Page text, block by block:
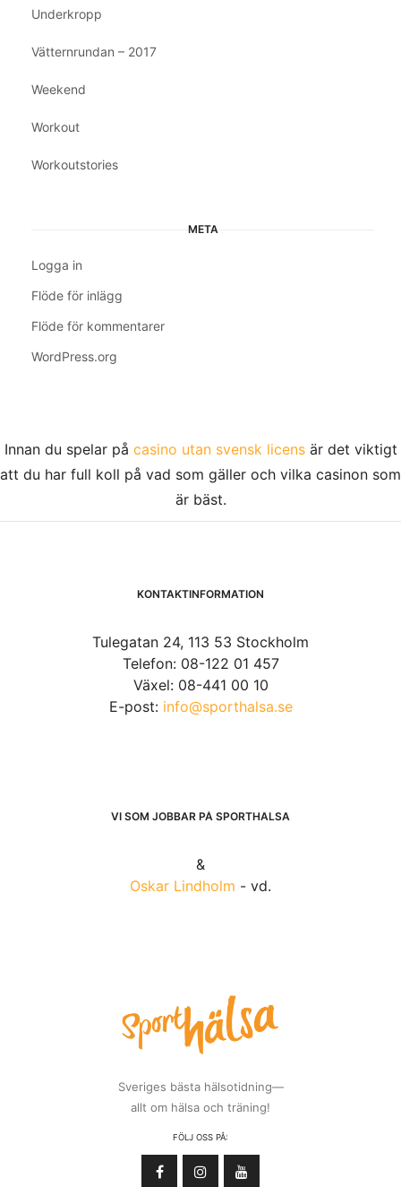
Underkropp
Vätternrundan – 2017
Weekend
Workout
Workoutstories
META
Logga in
Flöde för inlägg
Flöde för kommentarer
WordPress.org
Innan du spelar på casino utan svensk licensär det viktigt
att du har full koll på vad som gäller och vilka casinon som
är bäst.
KONTAKTINFORMATION
Tulegatan 24, 113 53 Stockholm
Telefon: 08-122 01 457
Växel: 08-441 00 10
E-post: info@sporthalsa.se
VI SOM JOBBAR PÅ SPORTHÄLSA
&
Oskar Lindholm - vd.
Sveriges bästa hälsotidning—
allt om hälsa och träning!
FÖLJ OSS PÅ: